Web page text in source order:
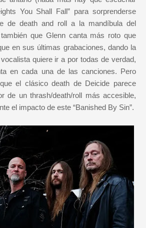
You Shall Fall” para sorprenderse
de death and roll a la mandíbula del
que Glenn canta más roto que
en sus últimas grabaciones, dando la
quiere ir a por todas de verdad,
en cada una de las canciones. Pero
el clásico death de Deicide parece
de un thrash/death/roll más accesible,
el impacto de este “Banished By Sin”.